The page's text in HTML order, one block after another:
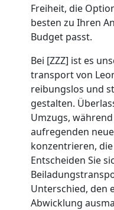
Freiheit, die
besten zu Ihren
Budget passt.
Bei [ZZZ] ist es
transport von
reibungslos und
gestalten.
Umzugs,
aufregenden
konzentrieren,
Entscheiden Sie
Unterschied, den
Abwicklung
Umzug
Leonding
Umzug
Mann